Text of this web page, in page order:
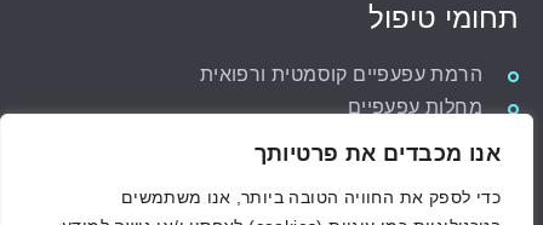
אנו מכבדים את פרטיותך
כדי לספק את החוויה הטובה ביותר, אנו משתמשים
תחומי טיפול
הרמת עפעפיים קוסמטית ורפואית
מחלות עפעפיים
מחלות ארובת העין